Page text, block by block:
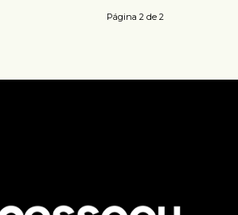
Página 2 de 2